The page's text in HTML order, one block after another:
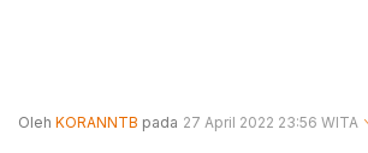
Oleh KORANNTB pada 27 April 2022 23:56 WITA